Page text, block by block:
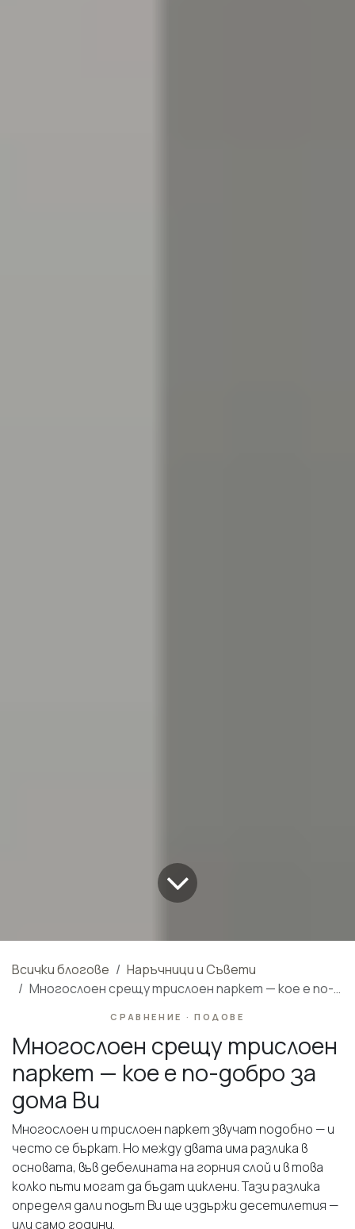
Всички блогове
Наръчници и Съвети
Многослоен срещу трислоен паркет — кое е по-добро за дома Ви
СРАВНЕНИЕ · ПОДОВЕ
Многослоен срещу трислоен
паркет — кое е по-добро за
дома Ви
Многослоен и трислоен паркет звучат подобно — и
често се бъркат. Но между двата има разлика в
основата, във дебелината на горния слой и в това
колко пъти могат да бъдат циклени. Тази разлика
определя дали подът Ви ще издържи десетилетия —
или само години.